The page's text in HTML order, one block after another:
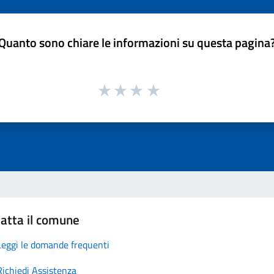
sono chiare le informazioni su questa
il comune
le domande frequenti
Assistenza